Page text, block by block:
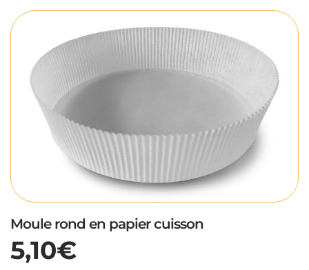
Moule rond en papier cuisson
5,10€